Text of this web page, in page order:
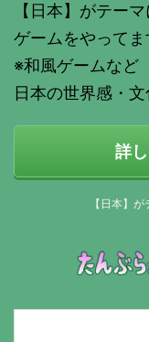
【日本】がテー
ゲームをやってま
※和風ゲームなど
日本の世界感・文
詳
【日本】